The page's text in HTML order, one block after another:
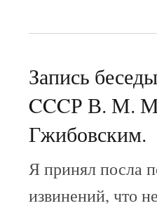
Запись
CCCР В. М.
Гжибовским.
Я принял посла
извинений, что